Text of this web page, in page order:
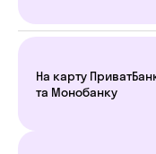
На карту
та Монобанку